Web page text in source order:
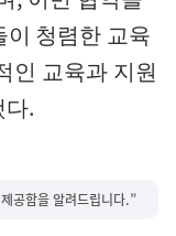
이 청렴한 교육
인 교육과 지원
다.
공함을 알려드립니다.”